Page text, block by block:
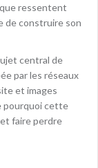
ressentent
de construire son
central de
par les réseaux
et images
pourquoi cette
faire perdre